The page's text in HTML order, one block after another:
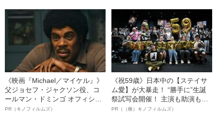
ト”が生み出した徹底ケアとは
《映画『Michael／マイケル』》
父ジョセフ・ジャクソン役、コ
ールマン・ドミンゴ オフィシャ
ルインタビュー“観客を魅了した
PR（キノフィルムズ）
《祝59歳》日本中の【ステイサ
ム愛】が大暴走！ “勝手に”生誕
祭試写会開催！ 主演も助演も全
部ステイサム！「ステサミー
PR（（株）キノフィルムズ）